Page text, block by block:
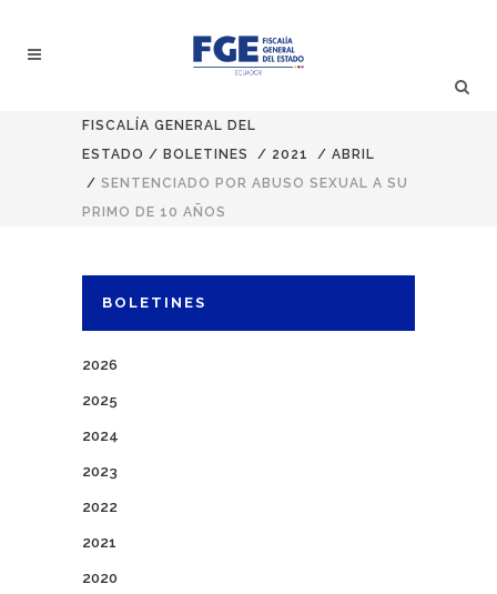
FISCALÍA GENERAL DEL
ESTADO / BOLETINES / 2021 / ABRIL
/ SENTENCIADO POR ABUSO SEXUAL A SU
PRIMO DE 10 AÑOS
BOLETINES
2026
2025
2024
2023
2022
2021
2020